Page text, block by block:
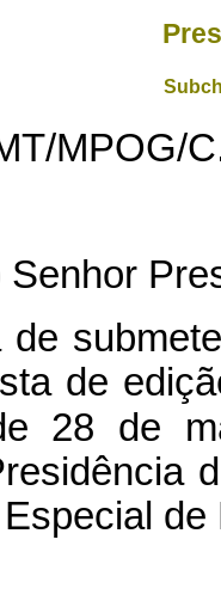
MPOG/
de
de
28 de